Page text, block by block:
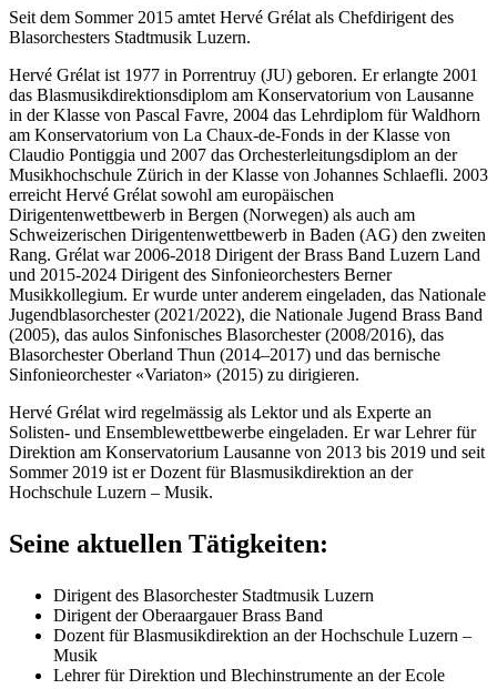
Seit dem Sommer 2015 amtet Hervé Grélat als Chefdirigent des
Blasorchesters Stadtmusik Luzern.
Hervé Grélat ist 1977 in Porrentruy (JU) geboren. Er erlangte 2001
das Blasmusikdirektionsdiplom am Konservatorium von Lausanne
in der Klasse von Pascal Favre, 2004 das Lehrdiplom für Waldhorn
am Konservatorium von La Chaux-de-Fonds in der Klasse von
Claudio Pontiggia und 2007 das Orchesterleitungsdiplom an der
Musikhochschule Zürich in der Klasse von Johannes Schlaefli. 2003
erreicht Hervé Grélat sowohl am europäischen
Dirigentenwettbewerb in Bergen (Norwegen) als auch am
Schweizerischen Dirigentenwettbewerb in Baden (AG) den zweiten
Rang. Grélat war 2006-2018 Dirigent der Brass Band Luzern Land
und 2015-2024 Dirigent des Sinfonieorchesters Berner
Musikkollegium. Er wurde unter anderem eingeladen, das Nationale
Jugendblasorchester (2021/2022), die Nationale Jugend Brass Band
(2005), das aulos Sinfonisches Blasorchester (2008/2016), das
Blasorchester Oberland Thun (2014–2017) und das bernische
Sinfonieorchester «Variaton» (2015) zu dirigieren.
Hervé Grélat wird regelmässig als Lektor und als Experte an
Solisten- und Ensemblewettbewerbe eingeladen. Er war Lehrer für
Direktion am Konservatorium Lausanne von 2013 bis 2019 und seit
Sommer 2019 ist er Dozent für Blasmusikdirektion an der
Hochschule Luzern – Musik.
Seine aktuellen Tätigkeiten:
Dirigent des Blasorchester Stadtmusik Luzern
Dirigent der Oberaargauer Brass Band
Dozent für Blasmusikdirektion an der Hochschule Luzern –
Musik
Lehrer für Direktion und Blechinstrumente an der Ecole